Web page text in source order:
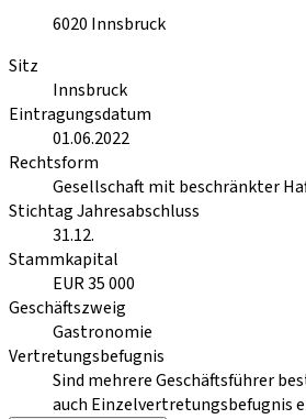
6020 Innsbruck
Sitz
Innsbruck
Eintragungsdatum
01.06.2022
Rechtsform
Gesellschaft mit beschränkter
Stichtag Jahresabschluss
31.12.
Stammkapital
EUR 35 000
Geschäftszweig
Gastronomie
Vertretungsbefugnis
Sind mehrere Geschäftsführer
auch Einzelvertretungsbefugnis